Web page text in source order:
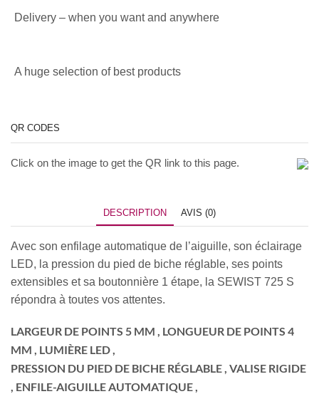
Delivery – when you want and anywhere
A huge selection of best products
QR CODES
Click on the image to get the QR link to this page.
DESCRIPTION AVIS (0)
Avec son enfilage automatique de l’aiguille, son éclairage
LED, la pression du pied de biche réglable, ses points
extensibles et sa boutonnière 1 étape, la SEWIST 725 S
répondra à toutes vos attentes.
LARGEUR DE POINTS 5 MM , LONGUEUR DE POINTS 4
MM , LUMIÈRE LED ,
PRESSION DU PIED DE BICHE RÉGLABLE , VALISE RIGIDE
, ENFILE-AIGUILLE AUTOMATIQUE ,